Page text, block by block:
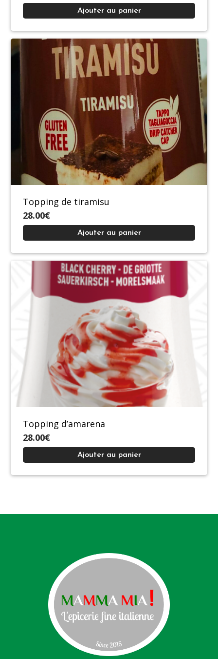
Ajouter au panier
Topping de tiramisu
28.00€
Ajouter au panier
Topping d’amarena
28.00€
Ajouter au panier